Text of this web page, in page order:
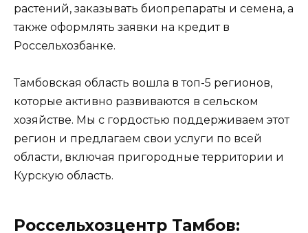
растений, заказывать биопрепараты и семена, а
также оформлять заявки на кредит в
Россельхозбанке.
Тамбовская область вошла в топ-5 регионов,
которые активно развиваются в сельском
хозяйстве. Мы с гордостью поддерживаем этот
регион и предлагаем свои услуги по всей
области, включая пригородные территории и
Курскую область.
Россельхозцентр Тамбов: